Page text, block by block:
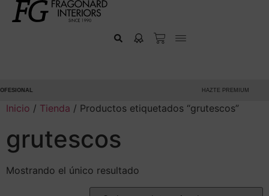
HAZTE PREMIUM
Inicio / Tienda / Productos etiquetados “grutescos”
grutescos
Mostrando el único resultado